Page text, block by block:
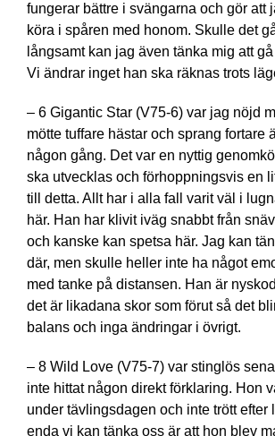
fungerar bättre i svängarna och gör att
köra i spåren med honom. Skulle det
långsamt kan jag även tänka mig att
Vi ändrar inget han ska räknas trots
– 6 Gigantic Star (V75-6) var jag nöjd
mötte tuffare hästar och sprang fortare
någon gång. Det var en nyttig
ska utvecklas och förhoppningsvis en
till detta. Allt har i alla fall varit väl i
här. Han har klivit iväg snabbt från
och kanske kan spetsa här. Jag kan
där, men skulle heller inte ha något
med tanke på distansen. Han är
det är likadana skor som förut så det
balans och inga ändringar i övrigt.
– 8 Wild Love (V75-7) var stinglös
inte hittat någon direkt förklaring. Hon
under tävlingsdagen och inte trött efter
enda vi kan tänka oss är att hon blev